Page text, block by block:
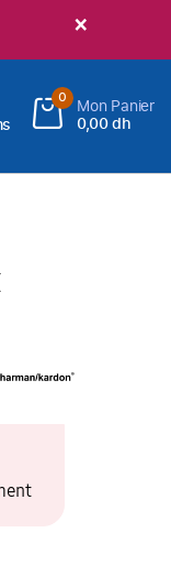
×
0
Mon Panier
0,00 dh